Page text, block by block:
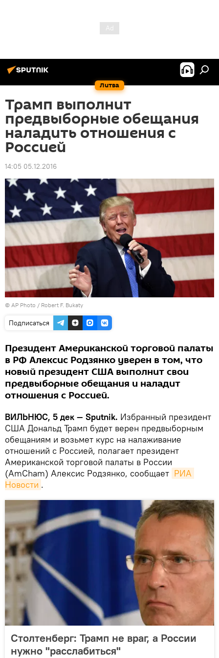
Литва
Трамп выполнит
предвыборные обещания
наладить отношения с
Россией
14:05 05.12.2016
© AP Photo / Robert F. Bukaty
Подписаться
Президент Американской торговой палаты
в РФ Алексис Родзянко уверен в том, что
новый президент США выполнит свои
предвыборные обещания и наладит
отношения с Россией.
ВИЛЬНЮС, 5 дек — Sputnik. Избранный президент
США Дональд Трамп будет верен предвыборным
обещаниям и возьмет курс на налаживание
отношений с Россией, полагает президент
Американской торговой палаты в России
(AmCham) Алексис Родзянко, сообщает РИА
Новости .
Столтенберг: Трамп не враг, а России
нужно "расслабиться"